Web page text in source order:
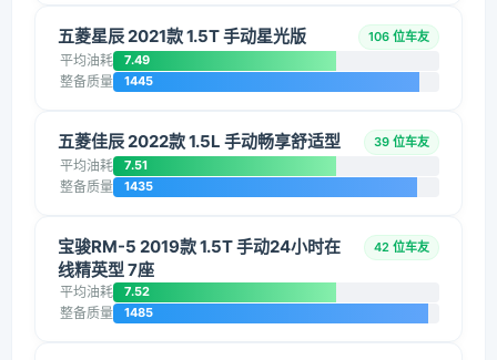
五菱星辰 2021款 1.5T 手动星光版 106 位车友
平均油耗 7.49
整备质量 1445
五菱佳辰 2022款 1.5L 手动畅享舒适型 39 位车友
平均油耗 7.51
整备质量 1435
宝骏RM-5 2019款 1.5T 手动24小时在
线精英型 7座
42 位车友
平均油耗 7.52
整备质量 1485